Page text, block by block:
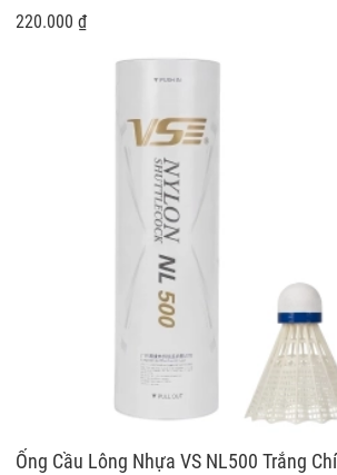
220.000 ₫
Ống Cầu Lông Nhựa VS NL500 Trắng